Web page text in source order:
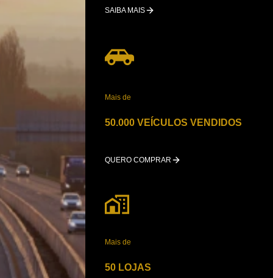
SAIBA MAIS
Mais de
50.000 VEÍCULOS VENDIDOS
QUERO COMPRAR
Mais de
50 LOJAS